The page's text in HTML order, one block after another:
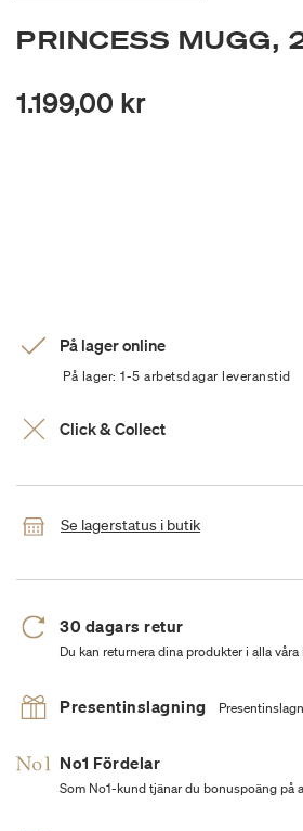
PRINCESS MUGG,
1.199,00 kr
På lager online
På lager: 1-5 arbetsdagar leveranstid
Click & Collect
Se lagerstatus i butik
30 dagars retur
Du kan returnera dina produkter i alla
Presentinslagning
No1 Fördelar
Som No1-kund tjänar du bonuspoäng på